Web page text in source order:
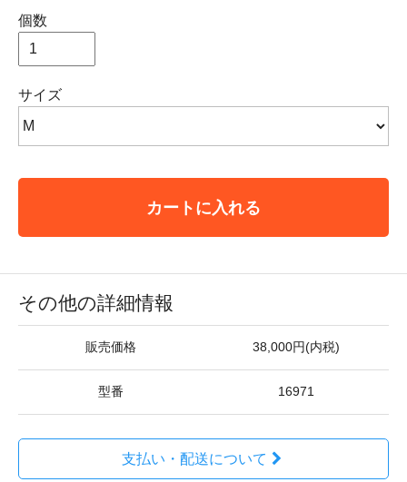
個数
サイズ
カートに入れる
その他の詳細情報
販売価格 38,000円(内税)
型番 16971
支払い・配送について